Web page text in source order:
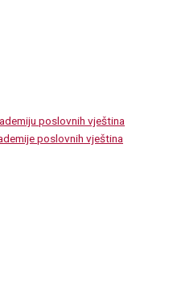
poslovnih vještina
poslovnih vještina